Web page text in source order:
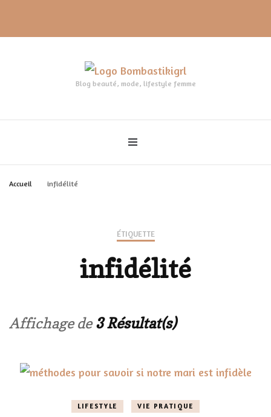
Blog beauté, mode, lifestyle femme
Accueil infidélité
ÉTIQUETTE
infidélité
Affichage de3 Résultat(s)
LIFESTYLE VIE PRATIQUE